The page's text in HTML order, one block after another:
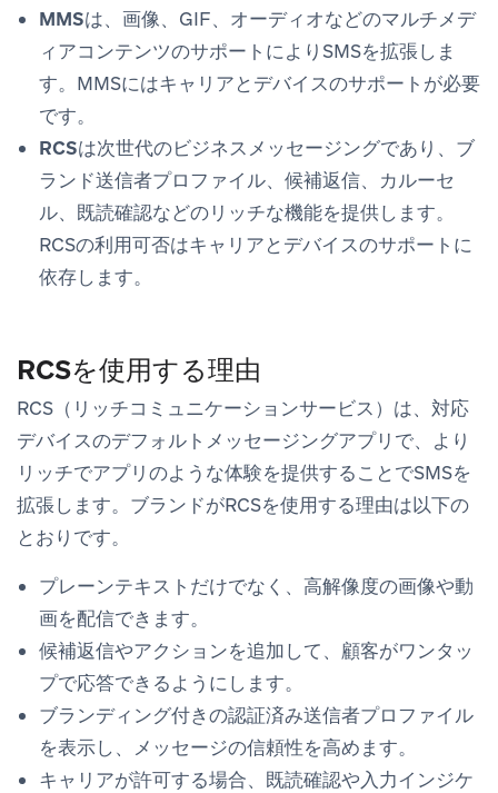
MMSは、画像、GIF、オーディオなどのマルチメデ
ィアコンテンツのサポートによりSMSを拡張しま
す。MMSにはキャリアとデバイスのサポートが必要
です。
RCSは次世代のビジネスメッセージングであり、ブ
ランド送信者プロファイル、候補返信、カルーセ
ル、既読確認などのリッチな機能を提供します。
RCSの利用可否はキャリアとデバイスのサポートに
依存します。
RCSを使用する理由
RCS（リッチコミュニケーションサービス）は、対応
デバイスのデフォルトメッセージングアプリで、より
リッチでアプリのような体験を提供することでSMSを
拡張します。ブランドがRCSを使用する理由は以下の
とおりです。
プレーンテキストだけでなく、高解像度の画像や動
画を配信できます。
候補返信やアクションを追加して、顧客がワンタッ
プで応答できるようにします。
ブランディング付きの認証済み送信者プロファイル
を表示し、メッセージの信頼性を高めます。
キャリアが許可する場合、既読確認や入力インジケ